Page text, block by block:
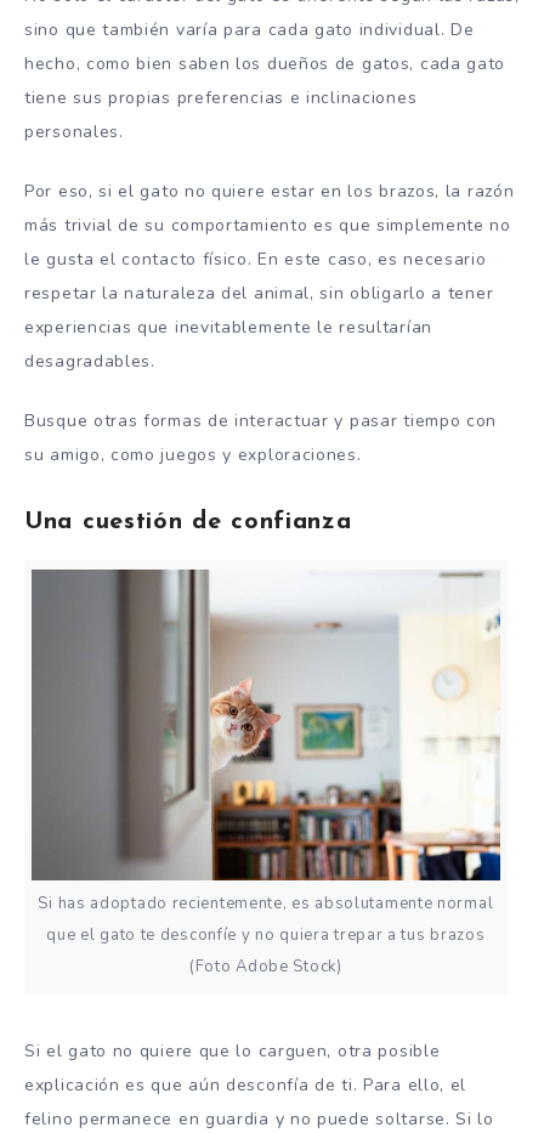
sino que también varía para cada gato individual. De
hecho, como bien saben los dueños de gatos, cada gato
tiene sus propias preferencias e inclinaciones
personales.
Por eso, si el gato no quiere estar en los brazos, la razón
más trivial de su comportamiento es que simplemente no
le gusta el contacto físico. En este caso, es necesario
respetar la naturaleza del animal, sin obligarlo a tener
experiencias que inevitablemente le resultarían
desagradables.
Busque otras formas de interactuar y pasar tiempo con
su amigo, como juegos y exploraciones.
Una cuestión de confianza
Si has adoptado recientemente, es absolutamente normal
que el gato te desconfíe y no quiera trepar a tus brazos
(Foto Adobe Stock)
Si el gato no quiere que lo carguen, otra posible
explicación es que aún desconfía de ti. Para ello, el
felino permanece en guardia y no puede soltarse. Si lo